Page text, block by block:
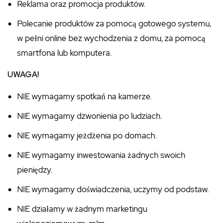
Reklama oraz promocja produktów.
Polecanie produktów za pomocą gotowego systemu,
w pełni online bez wychodzenia z domu, za pomocą
smartfona lub komputera.
UWAGA!
NIE wymagamy spotkań na kamerze.
NIE wymagamy dzwonienia po ludziach.
NIE wymagamy jeżdżenia po domach.
NIE wymagamy inwestowania żadnych swoich
pieniędzy.
NIE wymagamy doświadczenia, uczymy od podstaw.
NIE działamy w żadnym marketingu